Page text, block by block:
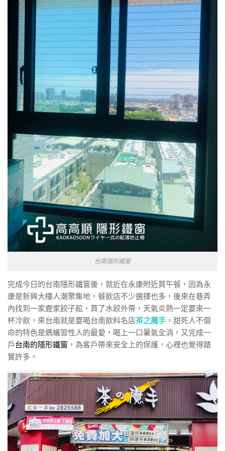
台南隱形鐵窗
完成今日的台南隱形鐵窗後，就近在永康附近買午餐，因為永
康是新興大樓人潮聚集地，餐飲店不少選擇也多，後來在巷弄
內找到一家鹿家餃子館，買了水餃外帶，天氣炎熱一定要來一
杯冷飲，來台南就是要喝台南飲料名店茶之魔手 ，甜死人不償
命的特色是螞蟻習性人的最愛，喝上一口暑氣全消，又完成一
戶台南的隱形鐵窗 ，為客戶帶來安全上的保護，心裡也覺得踏
實許多。